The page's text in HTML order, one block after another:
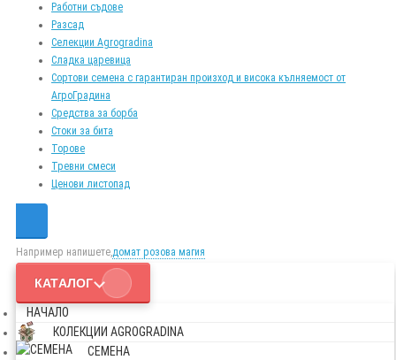
Работни съдове
Разсад
Селекции Agrogradina
Сладка царевица
Сортови семена с гарантиран произход и висока кълняемост от
АгроГрадина
Средства за борба
Стоки за бита
Торове
Тревни смеси
Ценови листопад
Например напишете,домат розова магия
КАТАЛОГ
НАЧАЛО
КОЛЕКЦИИ AGROGRADINA
СЕМЕНА